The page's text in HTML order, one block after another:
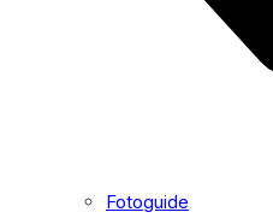
Fotoguide